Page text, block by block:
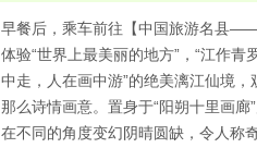
早餐后，乘车前往【中国旅游名县
体验“世界上最美丽的地方”，“江作
中走，人在画中游”的绝美漓江仙境
那么诗情画意。置身于“阳朔十里画
在不同的角度变幻阴晴圆缺，令人称